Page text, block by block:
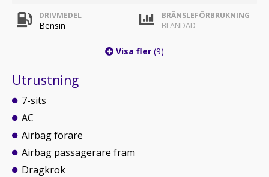
DRIVMEDEL
Bensin
BRÄNSLEFÖRBRUKNING
BLANDAD
Visa fler (9)
Utrustning
7-sits
AC
Airbag förare
Airbag passagerare fram
Dragkrok